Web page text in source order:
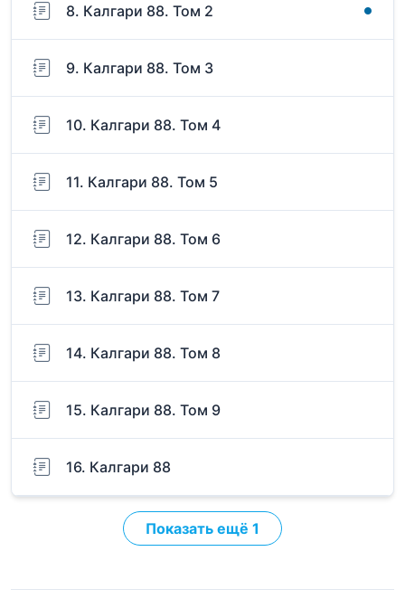
8. Калгари 88. Том 2
9. Калгари 88. Том 3
10. Калгари 88. Том 4
11. Калгари 88. Том 5
12. Калгари 88. Том 6
13. Калгари 88. Том 7
14. Калгари 88. Том 8
15. Калгари 88. Том 9
16. Калгари 88
Показать ещё 1